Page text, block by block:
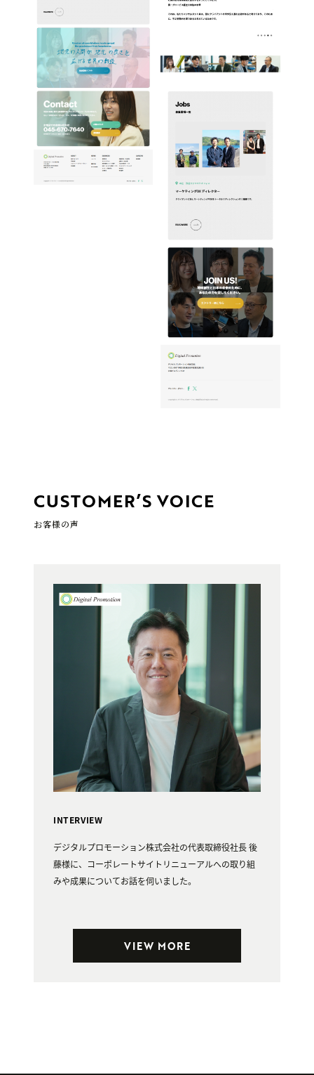
CUSTOMER’S VOICE
お客様の声
INTERVIEW
デジタルプロモーション株式会社の代表取締役社長 後
藤様に、コーポレートサイトリニューアルへの取り組
みや成果についてお話を伺いました。
VIEW MORE